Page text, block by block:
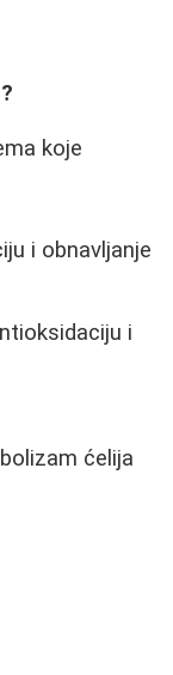
koje
i obnavljanje
i
ćelija